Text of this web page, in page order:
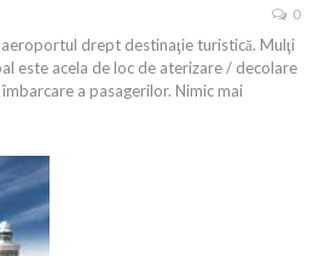
0
drept destinaţie turistică. Mulţi
este acela de loc de aterizare / decolare
a pasagerilor. Nimic mai